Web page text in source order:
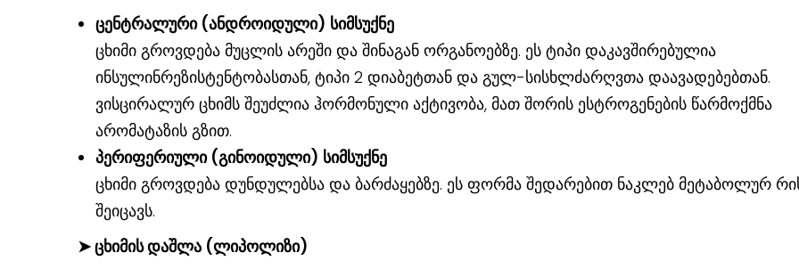
ცენტრალური (ანდროიდული) სიმსუქნე
ცხიმი გროვდება მუცლის არეში და შინაგან ორგანოებზე. ეს ტიპი დაკავშირებულია
ინსულინრეზისტენტობასთან, ტიპი 2 დიაბეტთან და გულ-სისხლძარღვთა დაავადებებთან.
ვისცირალურ ცხიმს შეუძლია ჰორმონული აქტივობა, მათ შორის ესტროგენების წარმოქმნა
არომატაზის გზით.
პერიფერიული (გინოიდული) სიმსუქნე
ცხიმი გროვდება დუნდულებსა და ბარძაყებზე. ეს ფორმა შედარებით ნაკლებ მეტაბოლურ
შეიცავს.
➤ცხიმის დაშლა (ლიპოლიზი)